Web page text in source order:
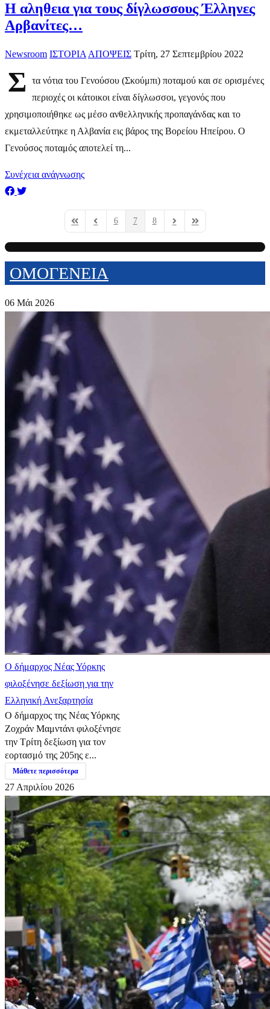
Η αληθεια για τους δίγλωσσους Έλληνες
Αρβανίτες…
Newsroom ΙΣΤΟΡΙΑ ΑΠΟΨΕΙΣ Τρίτη, 27 Σεπτεμβρίου 2022
Σ
τα νότια του Γενούσου (Σκούμπι) ποταμού και σε ορισμένες
περιοχές οι κάτοικοι είναι δίγλωσσοι, γεγονός που
χρησιμοποιήθηκε ως μέσο ανθελληνικής προπαγάνδας και το
εκμεταλλεύτηκε η Αλβανία εις βάρος της Βορείου Ηπείρου. Ο
Γενούσος ποταμός αποτελεί τη...
Συνέχεια ανάγνωσης
First PagePrevious Page
6 7 8
Next PageLast Page
ΟΜΟΓΕΝΕΙΑ
06 Μάι 2026
Ο δήμαρχος Νέας Υόρκης
φιλοξένησε δεξίωση για την
Ελληνική Ανεξαρτησία
Ο δήμαρχος της Νέας Υόρκης
Ζοχράν Μαμντάνι φιλοξένησε
την Τρίτη δεξίωση για τον
εορτασμό της 205ης ε...
Μάθετε περισσότερα
27 Απριλίου 2026